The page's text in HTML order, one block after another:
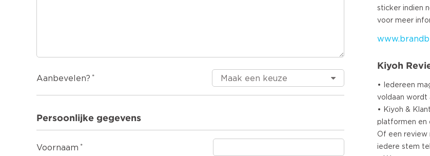
Aanbevelen?
Persoonlijke gegevens
Voornaam
sticker indien
Kiyoh
• Iedereen
voldaan wordt
• Kiyoh &
platformen en
Of een review
iedere stem